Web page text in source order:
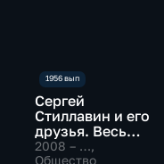
Сергей
Стиллавин и его
друзья. Весь
эфир
2008 – …,
Общество